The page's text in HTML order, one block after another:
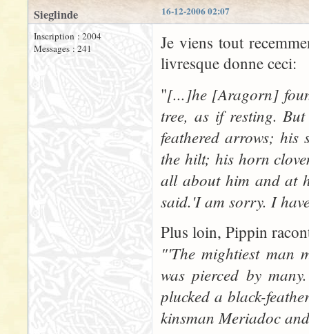
16-12-2006 02:07
Sieglinde
Inscription : 2004
Messages : 241
Je viens tout
livresque donne ceci:
"[...]he [Aragorn]
tree, as if resting.
feathered arrows;
the hilt; his horn
all about him and at
said.'I am sorry. I
Plus loin, Pippin
"'The mightiest man
was pierced by
plucked a black-
kinsman Meriadoc